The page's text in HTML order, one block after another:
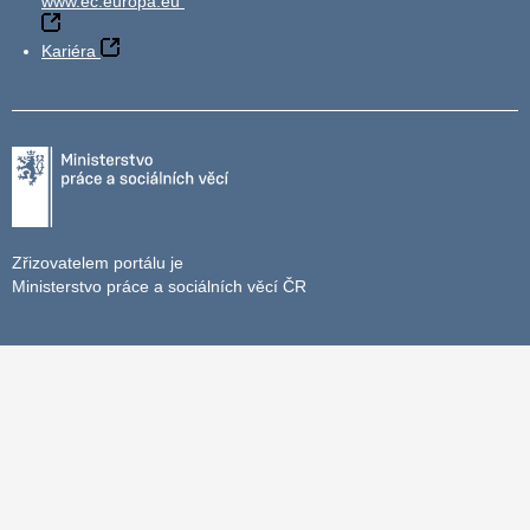
Kariéra
Zřizovatelem portálu je
Ministerstvo práce a sociálních věcí ČR